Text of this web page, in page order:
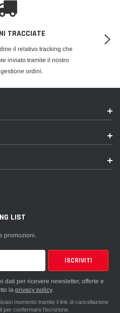
TRACCIATE
il relativo tracking che
inviato tramite il nostro
ordini.
LIST
promozioni.
dati per ricevere newsletter, offerte e
la privacy policy.
momento tramite il link di cancellazione
per confermare l'iscrizione.